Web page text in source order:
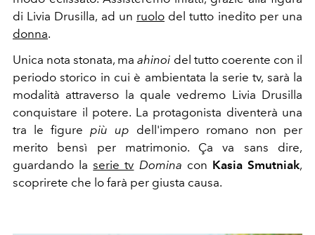
di Livia Drusilla, ad un ruolo del tutto inedito per una
donna.
Unica nota stonata, maahinoi del tutto coerente con il
periodo storico in cui è ambientata la serie tv, sarà la
modalità attraverso la quale vedremo Livia Drusilla
conquistare il potere. La protagonista diventerà una
tra le figure più up dell'impero romano non per
merito bensì per matrimonio. Ça va sans dire,
guardando laserie tv Domina con Kasia Smutniak,
scoprirete che lo farà per giusta causa.